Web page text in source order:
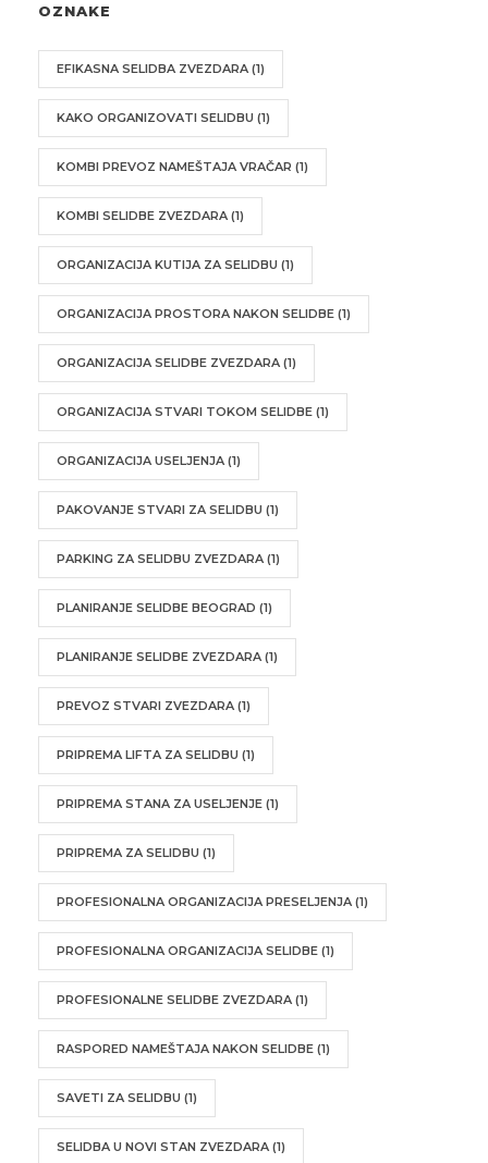
OZNAKE
EFIKASNA SELIDBA ZVEZDARA (1)
KAKO ORGANIZOVATI SELIDBU (1)
KOMBI PREVOZ NAMEŠTAJA VRAČAR (1)
KOMBI SELIDBE ZVEZDARA (1)
ORGANIZACIJA KUTIJA ZA SELIDBU (1)
ORGANIZACIJA PROSTORA NAKON SELIDBE (1)
ORGANIZACIJA SELIDBE ZVEZDARA (1)
ORGANIZACIJA STVARI TOKOM SELIDBE (1)
ORGANIZACIJA USELJENJA (1)
PAKOVANJE STVARI ZA SELIDBU (1)
PARKING ZA SELIDBU ZVEZDARA (1)
PLANIRANJE SELIDBE BEOGRAD (1)
PLANIRANJE SELIDBE ZVEZDARA (1)
PREVOZ STVARI ZVEZDARA (1)
PRIPREMA LIFTA ZA SELIDBU (1)
PRIPREMA STANA ZA USELJENJE (1)
PRIPREMA ZA SELIDBU (1)
PROFESIONALNA ORGANIZACIJA PRESELJENJA (1)
PROFESIONALNA ORGANIZACIJA SELIDBE (1)
PROFESIONALNE SELIDBE ZVEZDARA (1)
RASPORED NAMEŠTAJA NAKON SELIDBE (1)
SAVETI ZA SELIDBU (1)
SELIDBA U NOVI STAN ZVEZDARA (1)